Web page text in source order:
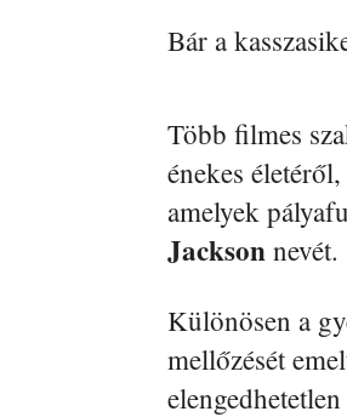
Bár a
Több filmes
énekes
amelyek
Jackson nevét.
Különösen a
mellőzését